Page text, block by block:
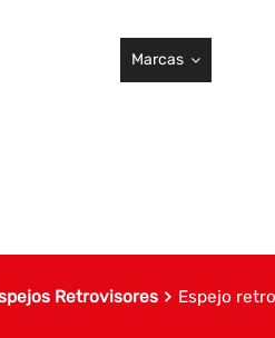
Marcas
Retrovisores
Espejo